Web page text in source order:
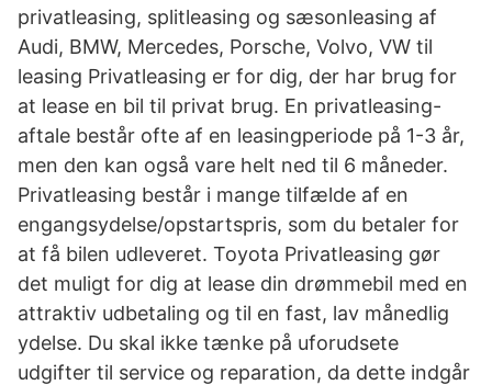
privatleasing, splitleasing og sæsonleasing af
Audi, BMW, Mercedes, Porsche, Volvo, VW til
leasing Privatleasing er for dig, der har brug for
at lease en bil til privat brug. En privatleasing-
aftale består ofte af en leasingperiode på 1-3 år,
men den kan også vare helt ned til 6 måneder.
Privatleasing består i mange tilfælde af en
engangsydelse/opstartspris, som du betaler for
at få bilen udleveret. Toyota Privatleasing gør
det muligt for dig at lease din drømmebil med en
attraktiv udbetaling og til en fast, lav månedlig
ydelse. Du skal ikke tænke på uforudsete
udgifter til service og reparation, da dette indgår